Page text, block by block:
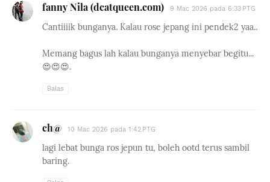
fanny Nila (dcatqueen.com) 9 Mac 2026 pada 6:33 PTG
Cantiiiik bunganya. Kalau rose jepang ini pendek2 yaa..
Memang bagus lah kalau bunganya menyebar begitu...
😍😍😍.
Balas
ch@ 10 Mac 2026 pada 1:42 PTG
lagi lebat bunga ros jepun tu, boleh ootd terus sambil
baring.